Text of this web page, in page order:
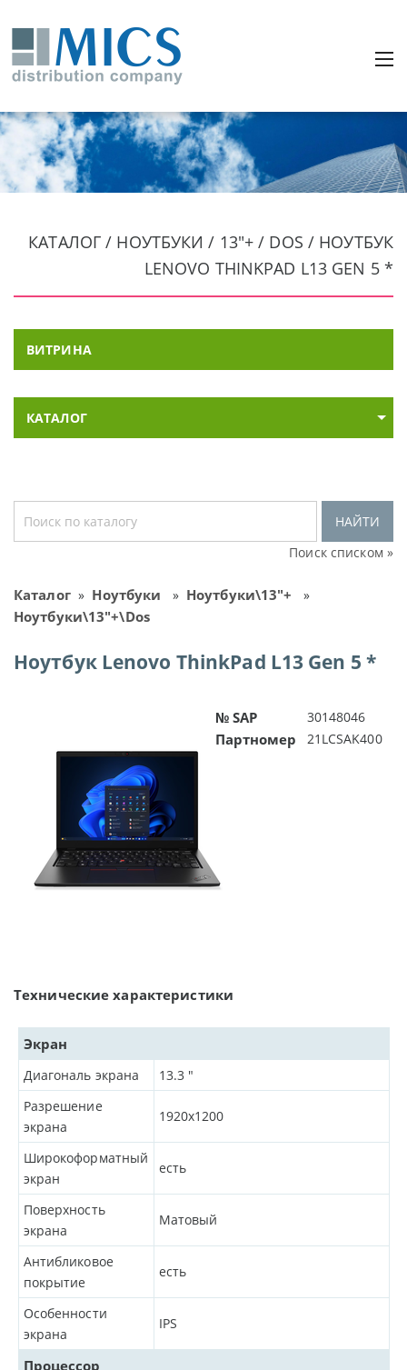
КАТАЛОГ / НОУТБУКИ / 13"+ / DOS / НОУТБУК
LENOVO THINKPAD L13 GEN 5 *
ВИТРИНА
КАТАЛОГ
НАЙТИ
Поиск списком »
Каталог» Ноутбуки » Ноутбуки\13"+ »
Ноутбуки\13"+\Dos
Ноутбук Lenovo ThinkPad L13 Gen 5 *
№ SAP 30148046
Партномер 21LCSAK400
Технические характеристики
Экран
Диагональ экрана 13.3 "
Разрешение
экрана
1920x1200
Широкоформатный
экран
есть
Поверхность
экрана
Матовый
Антибликовое
покрытие
есть
Особенности
экрана
IPS
Процессор